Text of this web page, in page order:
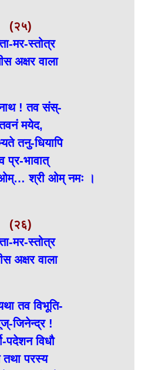
(२५)
मर-स्तोत्र
अक्षर वाला
! तव संस्-
मयेद,
तनु-धियापि
प्र-भावात्
श्री ओम् नमः ।
(२६)
मर-स्तोत्र
अक्षर वाला
तव विभूति-
जिनेन्द्र !
पदेशन विधौ
तथा परस्य